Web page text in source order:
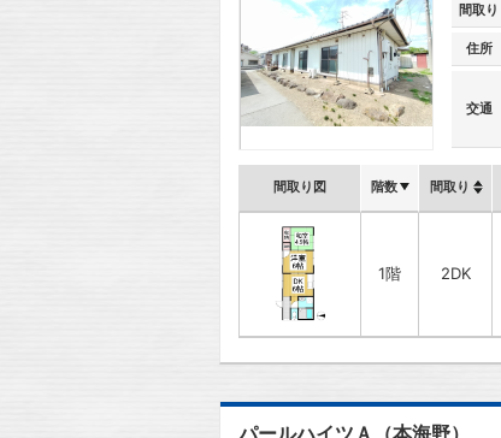
間取り
住所
交通
間取り図 階数 間取り
1階 2DK
パールハイツＡ（本海野）